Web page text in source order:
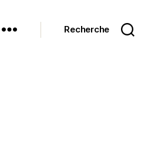
Recherche